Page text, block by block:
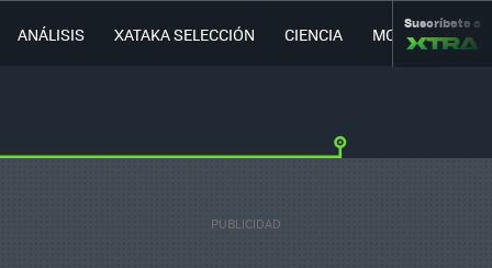
ANÁLISIS XATAKA SELECCIÓN CIENCIA MOVILIDAD
Suscríbete a